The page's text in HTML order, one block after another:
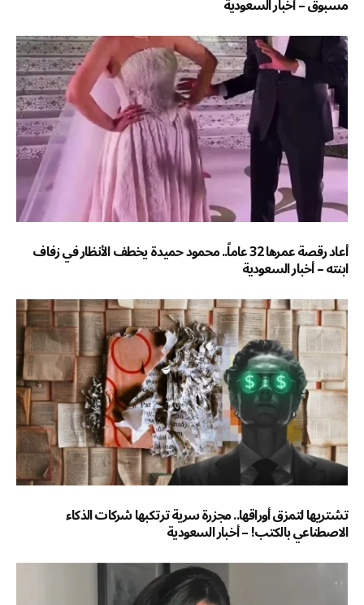
أعاد رقصة عمرها 32 عاماً.. محمود حميدة يخطف الأنظار في زفاف
ابنته – أخبار السعودية
تشتريها لتمزق أوراقها.. مجزرة سرية ترتكبها شركات الذكاء
الاصطناعي بالكتب! – أخبار السعودية